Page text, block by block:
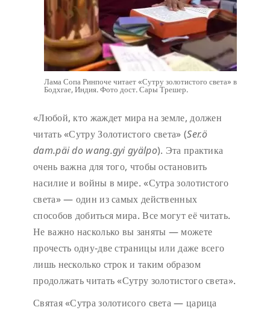
Лама Сопа Ринпоче читает «Сутру золотистого света» в
Бодхгае, Индия. Фото дост. Сары Трешер.
«Любой, кто жаждет мира на земле, должен
читать «Сутру Золотистого света» (Ser.ö
dam.päi do wang.gyi gyälpo). Эта практика
очень важна для того, чтобы остановить
насилие и войны в мире. «Сутра золотистого
света» — один из самых действенных
способов добиться мира. Все могут её читать.
Не важно насколько вы заняты — можете
прочесть одну-две страницы или даже всего
лишь несколько строк и таким образом
продолжать читать «Сутру золотистого света».
Святая «Сутра золотисого света — царица